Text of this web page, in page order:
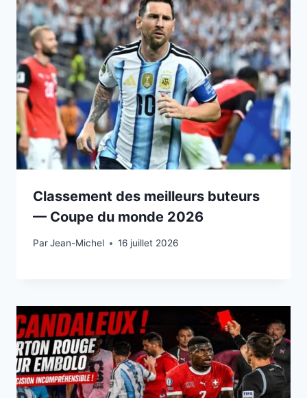
Classement des meilleurs buteurs
— Coupe du monde 2026
ParJean-Michel
15 juillet 2026 16 juillet 2026